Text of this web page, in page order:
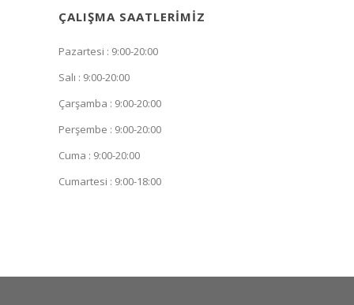
ÇALIŞMA SAATLERIMIZ
Pazartesi : 9:00-20:00
Salı : 9:00-20:00
Çarşamba : 9:00-20:00
Perşembe : 9:00-20:00
Cuma : 9:00-20:00
Cumartesi : 9:00-18:00